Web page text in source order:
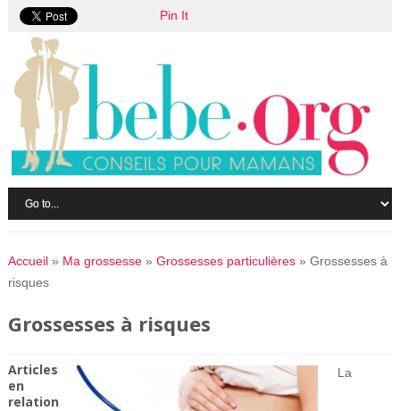
Accueil» Ma grossesse» Grossesses particulières» Grossesses à
risques
Grossesses à risques
La
Articles
en
relation
Pin It